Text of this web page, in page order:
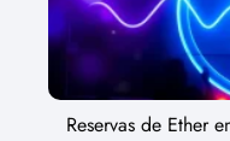
Reservas de Ether